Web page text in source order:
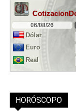
HORÓSCOPO